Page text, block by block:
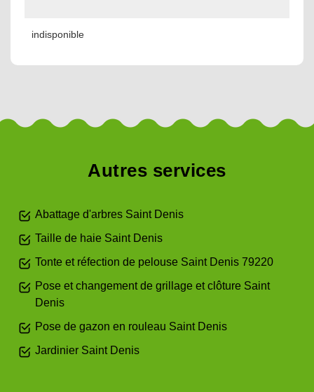
indisponible
Autres services
Abattage d'arbres Saint Denis
Taille de haie Saint Denis
Tonte et réfection de pelouse Saint Denis 79220
Pose et changement de grillage et clôture Saint
Denis
Pose de gazon en rouleau Saint Denis
Jardinier Saint Denis